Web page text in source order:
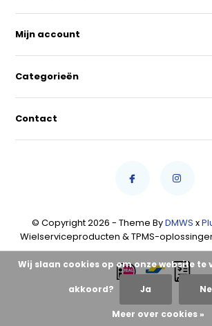
Mijn account
Categorieën
Contact
© Copyright 2026 - Theme ByDMWS x
Wielserviceproducten & TPMS-
Wij slaan cookies op om onze website te
akkoord? Ja
Meer over cookies »